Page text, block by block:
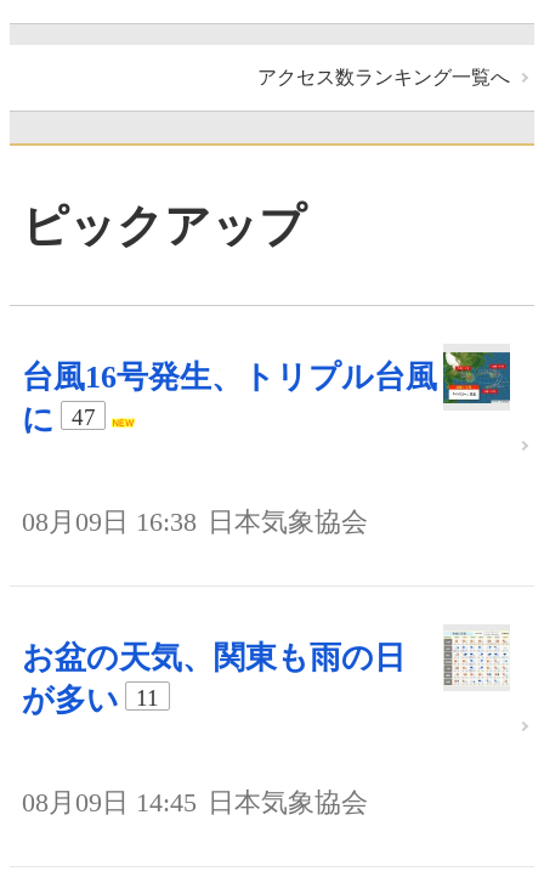
アクセス数ランキング一覧へ
ピックアップ
台風16号発生、トリプル台風
に
47
08月09日 16:38 日本気象協会
お盆の天気、関東も雨の日
が多い
11
08月09日 14:45 日本気象協会